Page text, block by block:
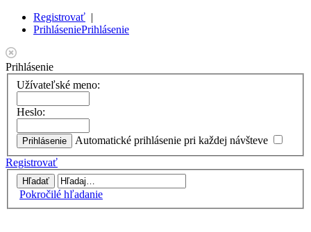
Registrovať |
PrihláseniePrihlásenie
Prihlásenie
Užívateľské meno:
Heslo:
Automatické prihlásenie pri každej návšteve
Registrovať
Pokročilé hľadanie